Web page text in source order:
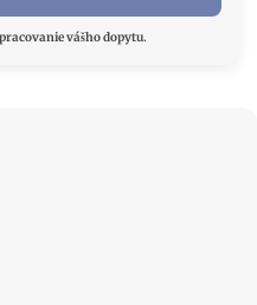
vášho dopytu.